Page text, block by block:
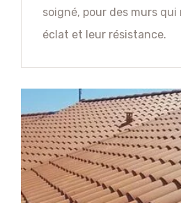
soigné, pour des murs
éclat et leur résistance.